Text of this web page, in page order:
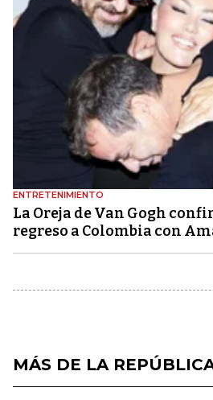
ENTRETENIMIENTO
La Oreja de Van Gogh
regreso a Colombia con
MÁS DE LA